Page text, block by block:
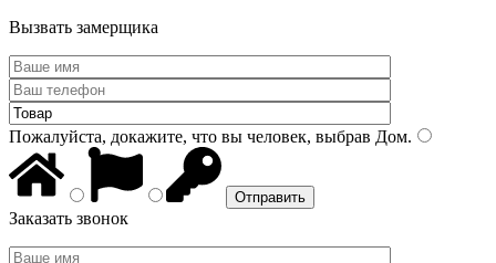
Вызвать замерщика
Пожалуйста, докажите, что вы человек, выбрав Дом.
Заказать звонок